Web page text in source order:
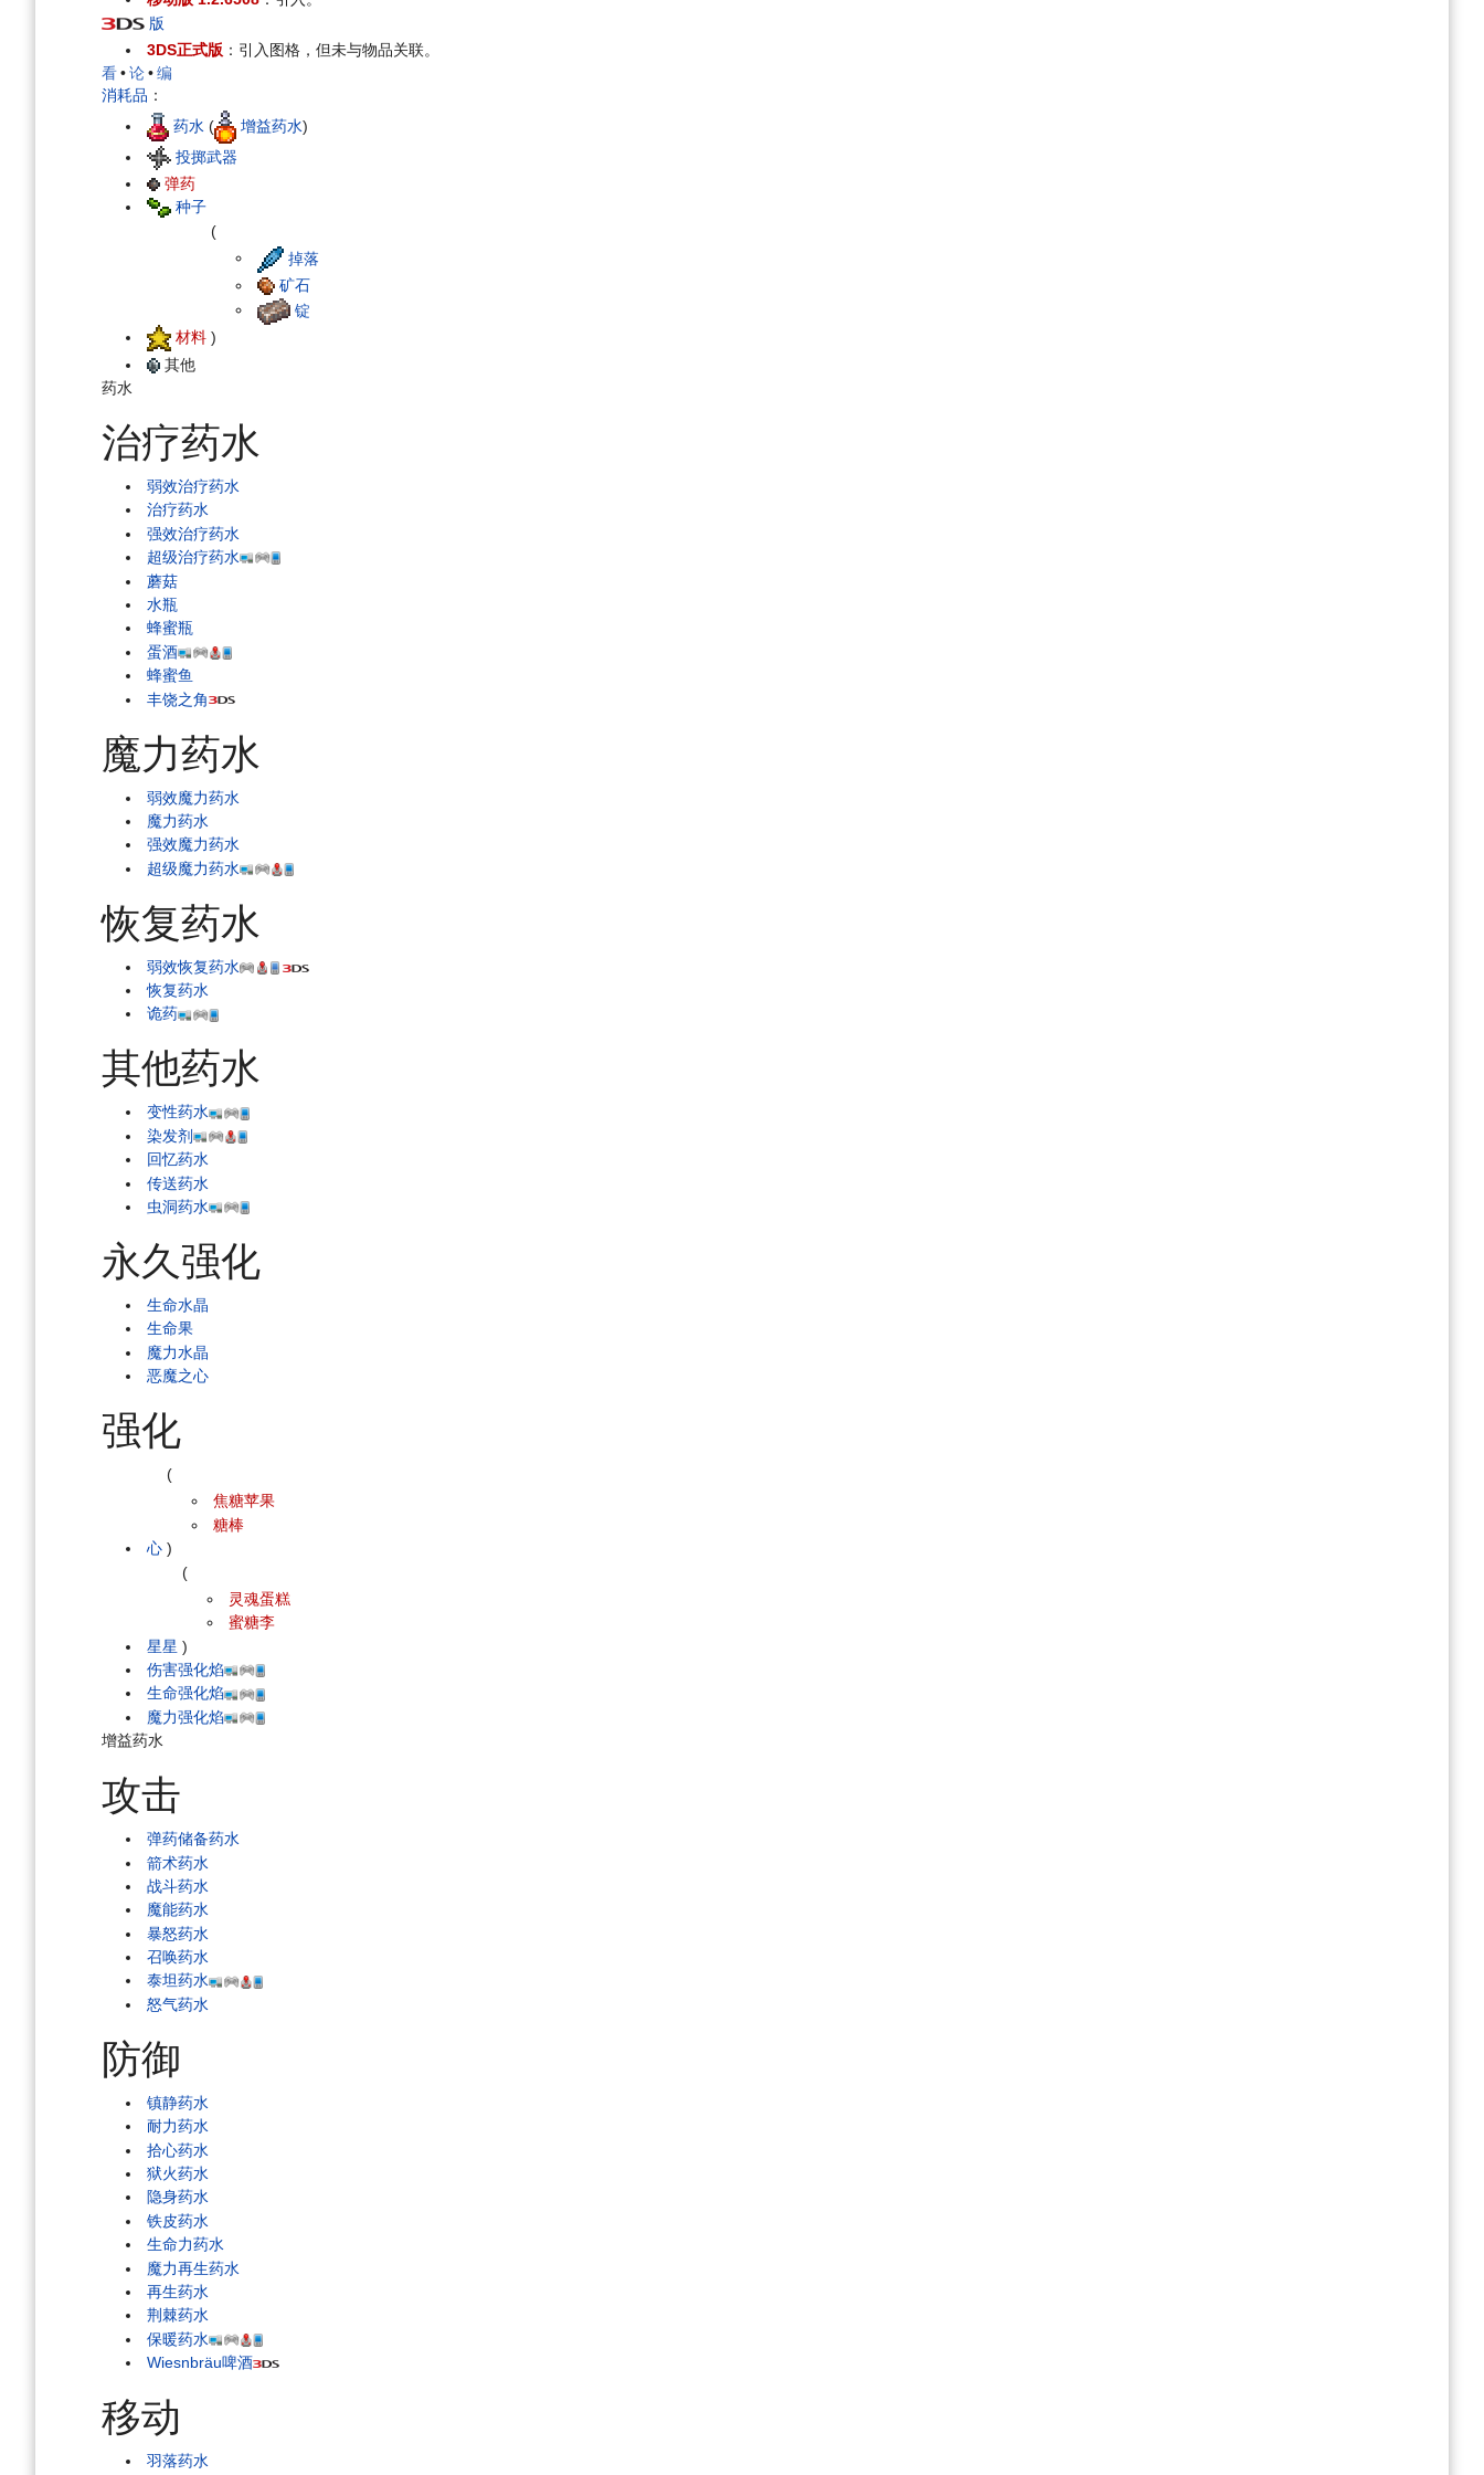
版
3DS正式版 ：引入图格，但未与物品关联。
看•论•编
消耗品 ：
药水 ( 增益药水)
投掷武器
弹药
种子
材料
(
掉落
矿石
锭
)
其他
药水
治疗药水
弱效治疗药水
治疗药水
强效治疗药水
超级治疗药水
蘑菇
水瓶
蜂蜜瓶
蛋酒
蜂蜜鱼
丰饶之角
魔力药水
弱效魔力药水
魔力药水
强效魔力药水
超级魔力药水
恢复药水
弱效恢复药水
恢复药水
诡药
其他药水
变性药水
染发剂
回忆药水
传送药水
虫洞药水
永久强化
生命水晶
生命果
魔力水晶
恶魔之心
强化
心
(
焦糖苹果
糖棒
)
星星
(
灵魂蛋糕
蜜糖李
)
伤害强化焰
生命强化焰
魔力强化焰
增益药水
攻击
弹药储备药水
箭术药水
战斗药水
魔能药水
暴怒药水
召唤药水
泰坦药水
怒气药水
防御
镇静药水
耐力药水
拾心药水
狱火药水
隐身药水
铁皮药水
生命力药水
魔力再生药水
再生药水
荆棘药水
保暖药水
Wiesnbräu啤酒
移动
羽落药水